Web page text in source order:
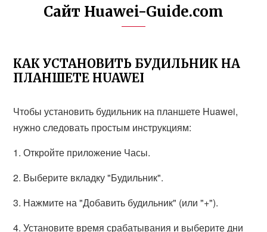
Сайт Huawei-Guide.com
КАК УСТАНОВИТЬ БУДИЛЬНИК НА
ПЛАНШЕТЕ HUAWEI
Чтобы установить будильник на планшете Huawei,
нужно следовать простым инструкциям:
1. Откройте приложение Часы.
2. Выберите вкладку "Будильник".
3. Нажмите на "Добавить будильник" (или "+").
4. Установите время срабатывания и выберите дни